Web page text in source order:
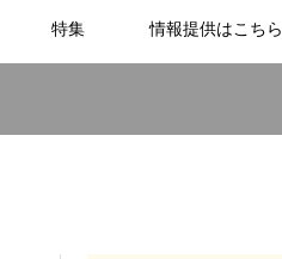
特集 情報提供はこちら